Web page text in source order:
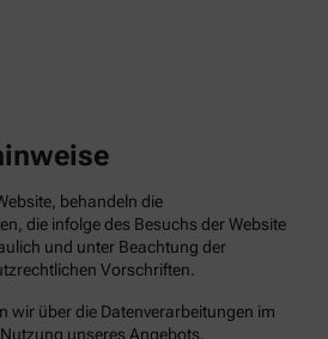
behandeln die
die infolge des Besuchs der Website
und unter Beachtung der
Vorschriften.
wir über die Datenverarbeitungen im
unseres Angebots.